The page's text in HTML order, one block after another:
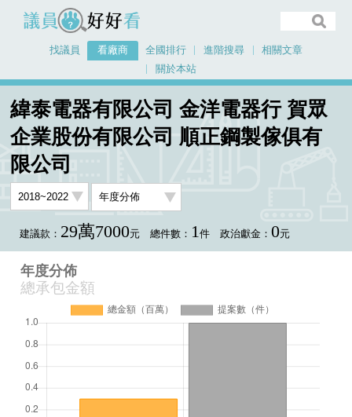
議員好好看
找議員 看廠商 全國排行 進階搜尋
相關文章
關於本站
緯泰電器有限公司 金洋電器行 賀眾企業股份有限公司 順正鋼製傢俱有限公司
年度分佈
緯泰電器有限公司 金洋電器行 賀眾
企業股份有限公司 順正鋼製傢俱有
限公司
建議款： 29萬7000元 總件數： 1件 政治獻金： 0元
年度分佈
總承包金額